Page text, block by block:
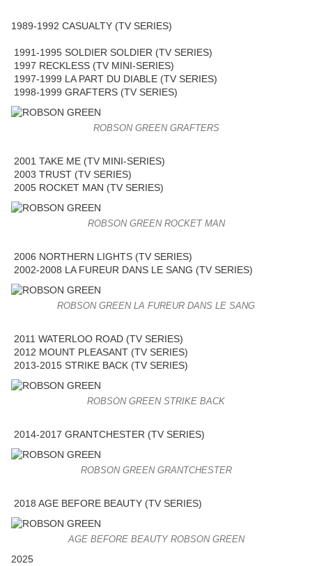
1989-1992 CASUALTY (TV SERIES)
1991-1995 SOLDIER SOLDIER (TV SERIES)
1997 RECKLESS (TV MINI-SERIES)
1997-1999 LA PART DU DIABLE (TV SERIES)
1998-1999 GRAFTERS (TV SERIES)
ROBSON GREEN GRAFTERS
2001 TAKE ME (TV MINI-SERIES)
2003 TRUST (TV SERIES)
2005 ROCKET MAN (TV SERIES)
ROBSON GREEN ROCKET MAN
2006 NORTHERN LIGHTS (TV SERIES)
2002-2008 LA FUREUR DANS LE SANG (TV SERIES)
ROBSON GREEN LA FUREUR DANS LE SANG
2011 WATERLOO ROAD (TV SERIES)
2012 MOUNT PLEASANT (TV SERIES)
2013-2015 STRIKE BACK (TV SERIES)
ROBSON GREEN STRIKE BACK
2014-2017 GRANTCHESTER (TV SERIES)
ROBSON GREEN GRANTCHESTER
2018 AGE BEFORE BEAUTY (TV SERIES)
AGE BEFORE BEAUTY ROBSON GREEN
2025